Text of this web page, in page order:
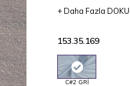
+Daha Fazla
153.35.169
C#2 GRİ